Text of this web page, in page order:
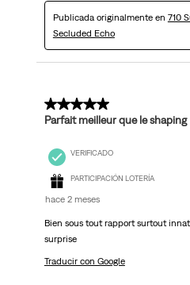
Publicada originalmente en 710
Secluded Echo
5 de 5 estrellas.
Parfait meilleur que le shaping
VERIFICADO
PARTICIPACIÓN LOTERÍA
hace 2 meses
Bien sous tout rapport surtout
surprise
Traducir con Google